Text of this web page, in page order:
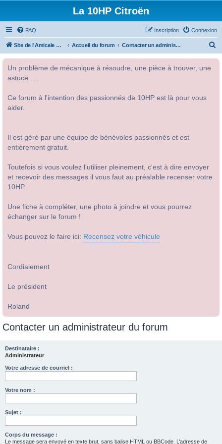
La 10HP Citroën
FAQ Connexion
Inscription
Site de l'Amicale Citroën 10HP Accueil du forum Contacter un administrateur du forum
Un problème de mécanique à résoudre, une pièce à trouver, une
astuce ....
Ce forum à l'intention des passionnés de 10HP est là pour vous
aider.
Il est géré par une équipe de bénévoles passionnés et est
entièrement gratuit.
Toutefois si vous voulez l'utiliser pleinement, c'est à dire envoyer
et recevoir des messages il vous faut au préalable recenser votre
10HP.
Une fiche à compléter, une photo à joindre et vous pourrez
échanger sur le forum !
Vous pouvez le faire ici: Recensez votre véhicule
Cordialement
Le président
Roland
Contacter un administrateur du forum
Destinataire :
Administrateur
Votre adresse de courriel :
Votre nom :
Sujet :
Corps du message :
Le message sera envoyé en texte brut, sans balise HTML ou BBCode. L’adresse de